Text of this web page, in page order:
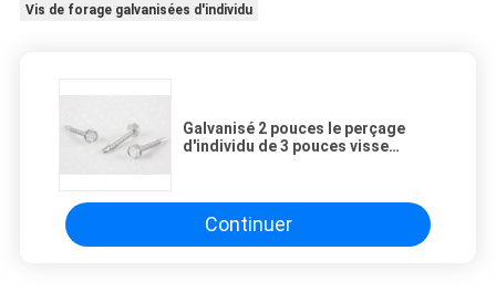
Vis de forage galvanisées d'individu
Galvanisé 2 pouces le perçage
d'individu de 3 pouces visse
tête
Continuer